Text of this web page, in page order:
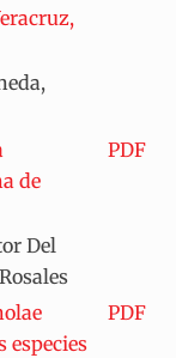
de
PDF
Del
especies
PDF